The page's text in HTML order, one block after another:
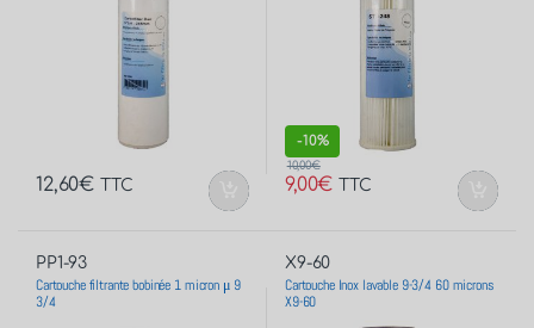
12,60€ TTC
-10%
9,00€
10,00€
TTC
PP1-93
Cartouche filtrante bobinée 1 micron μ 9
3/4
X9-60
Cartouche Inox lavable 9-3/4 60 microns
X9-60